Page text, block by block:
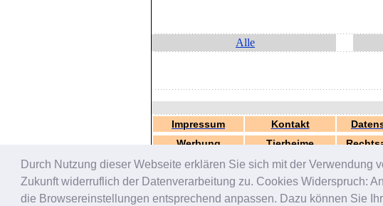
Durch Nutzung dieser Webseite erklären Sie sich mit der
Zukunft widerruflich der Datenverarbeitung zu. Cookies Widerspruch:
die Browsereinstellungen entsprechend anpassen. Dazu können Sie
Alle
Impressum Kontakt
Werbung
Tierheime